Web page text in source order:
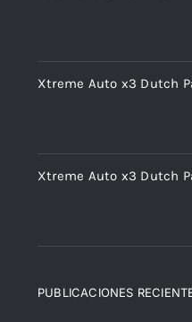
Xtreme Auto x3 Dutch
Xtreme Auto x3 Dutch
PUBLICACIONES